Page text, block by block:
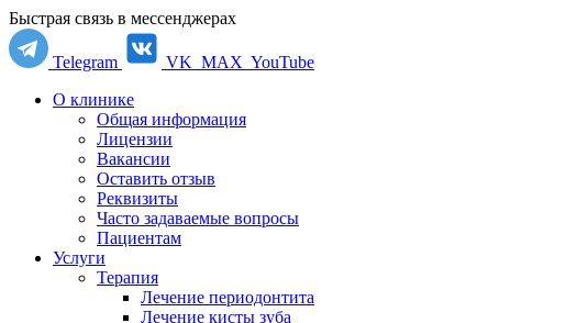
Быстрая связь в мессенджерах
Telegram VK MAX YouTube
О клинике
Общая информация
Лицензии
Вакансии
Оставить отзыв
Реквизиты
Часто задаваемые вопросы
Пациентам
Услуги
Терапия
Лечение периодонтита
Лечение кисты зуба